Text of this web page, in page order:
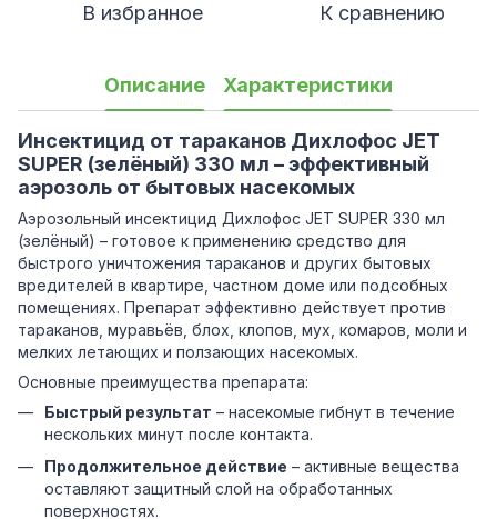
В избранное К сравнению
Описание Характеристики
Инсектицид от тараканов Дихлофос JET
SUPER (зелёный) 330 мл – эффективный
аэрозоль от бытовых насекомых
Аэрозольный инсектицид Дихлофос JET SUPER 330 мл
(зелёный) – готовое к применению средство для
быстрого уничтожения тараканов и других бытовых
вредителей в квартире, частном доме или подсобных
помещениях. Препарат эффективно действует против
тараканов, муравьёв, блох, клопов, мух, комаров, моли и
мелких летающих и ползающих насекомых.
Основные преимущества препарата:
Быстрый результат – насекомые гибнут в течение
нескольких минут после контакта.
Продолжительное действие – активные вещества
оставляют защитный слой на обработанных
поверхностях.